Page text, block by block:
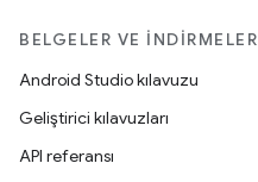
BELGELER VE İNDIRMELER
Android Studio kılavuzu
Geliştirici kılavuzları
API referansı